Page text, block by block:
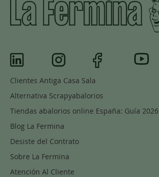
Clientes Antiga Casa Sala
Alternativa Scrapyabalorios
Tiendas abalorios online España: Guía 2026
Blog La Fermina
Desiste del Contrato
Sobre La Fermina
Atención Al Cliente